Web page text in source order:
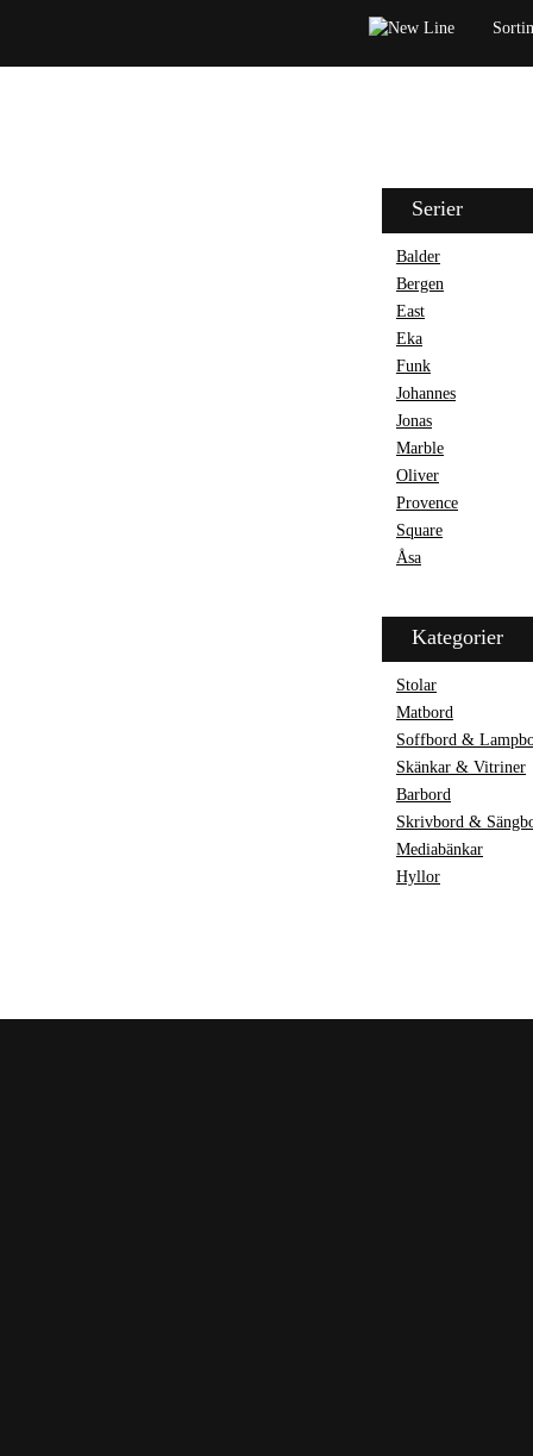
Serier
Balder
Bergen
East
Eka
Funk
Johannes
Jonas
Marble
Oliver
Provence
Square
Åsa
Kategorier
Stolar
Matbord
Soffbord &
Skänkar & Vitriner
Barbord
Skrivbord &
Mediabänkar
Hyllor